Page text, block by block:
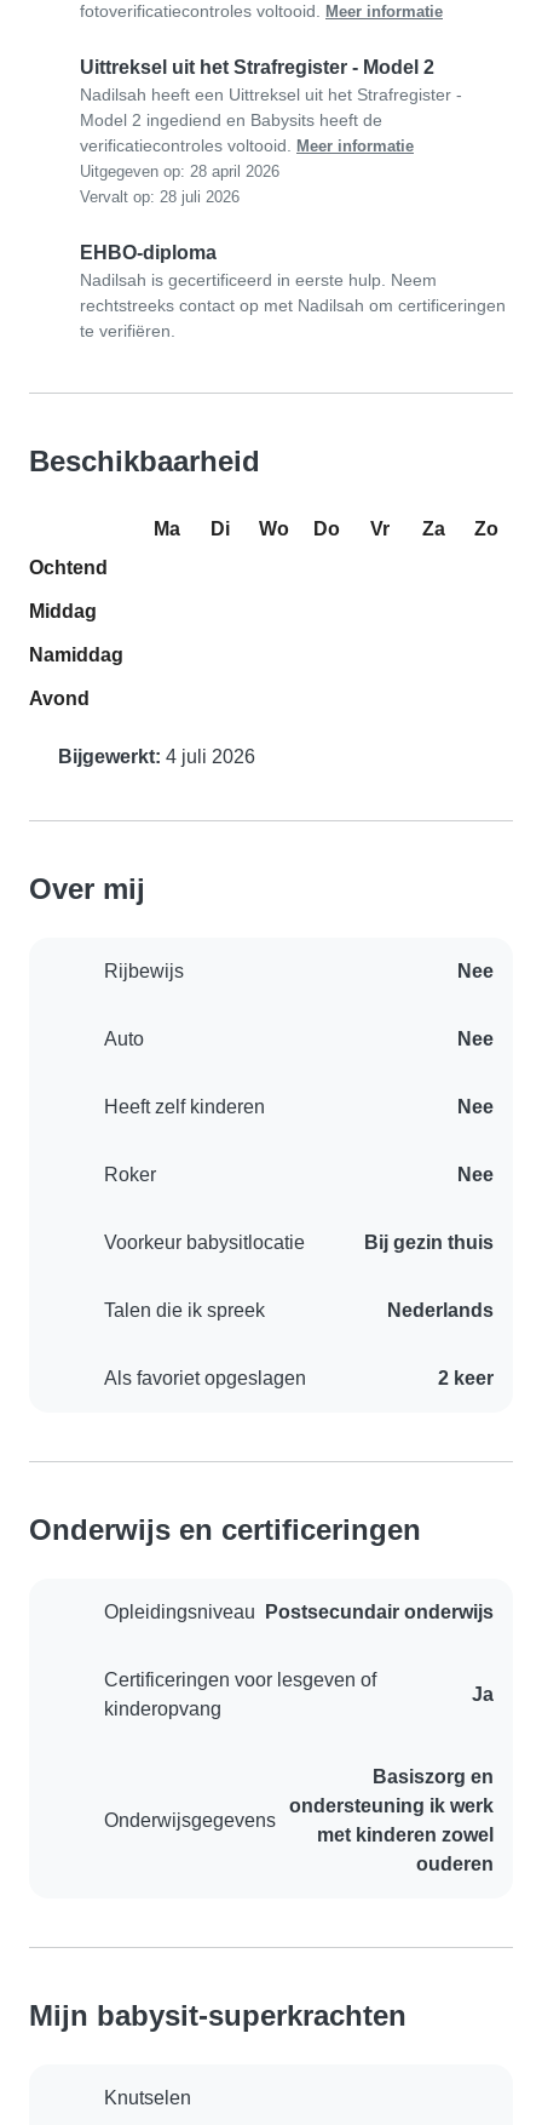
fotoverificatiecontroles voltooid. Meer informatie
Uittreksel uit het Strafregister - Model 2
Nadilsah heeft een Uittreksel uit het Strafregister -
Model 2 ingediend en Babysits heeft de
verificatiecontroles voltooid. Meer informatie
Uitgegeven op: 28 april 2026
Vervalt op: 28 juli 2026
EHBO-diploma
Nadilsah is gecertificeerd in eerste hulp. Neem
rechtstreeks contact op met Nadilsah om certificeringen
te verifiëren.
Beschikbaarheid
Ma Di Wo Do Vr Za
Zo
Ochtend
Middag
Namiddag
Avond
Bijgewerkt: 4 juli 2026
Over mij
Rijbewijs Nee
Auto Nee
Heeft zelf kinderen Nee
Roker Nee
Voorkeur babysitlocatie Bij gezin thuis
Talen die ik spreek Nederlands
Als favoriet opgeslagen 2 keer
Onderwijs en certificeringen
Opleidingsniveau Postsecundair onderwijs
Certificeringen voor lesgeven of
kinderopvang
Ja
Onderwijsgegevens
Basiszorg en
ondersteuning ik werk
met kinderen zowel
ouderen
Mijn babysit-superkrachten
Knutselen